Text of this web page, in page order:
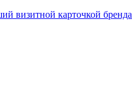
визитной карточкой бренда